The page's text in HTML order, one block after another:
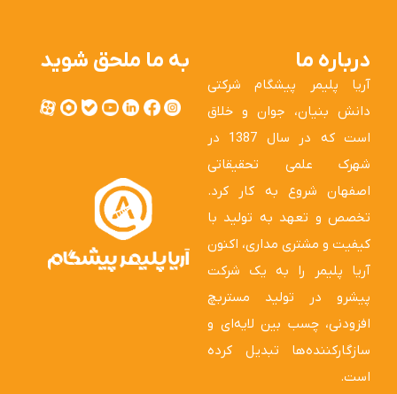
درباره ما
آریا پلیمر پیشگام شرکتی
دانش بنیان، جوان و خلاق
است که در سال 1387 در
شهرک علمی تحقیقاتی
اصفهان شروع به کار کرد.
تخصص و تعهد به تولید با
کیفیت و مشتری مداری، اکنون
آریا پلیمر را به یک شرکت
پیشرو در تولید مستربچ
افزودنی، چسب بین لایه‌ای و
سازگارکننده‌ها تبدیل کرده
است.
به ما ملحق شوید